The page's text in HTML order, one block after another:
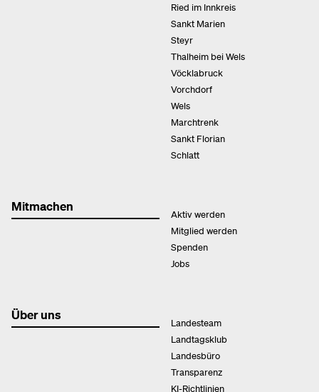
Ried im Innkreis
Sankt Marien
Steyr
Thalheim bei Wels
Vöcklabruck
Vorchdorf
Wels
Marchtrenk
Sankt Florian
Schlatt
Mitmachen
Aktiv werden
Mitglied werden
Spenden
Jobs
Über uns
Landesteam
Landtagsklub
Landesbüro
Transparenz
KI-Richtlinien